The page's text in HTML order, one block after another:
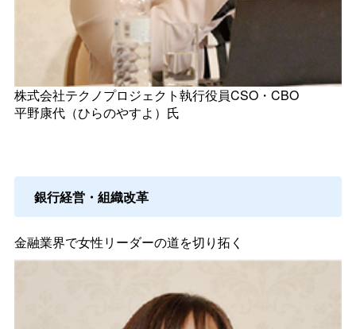
株式会社テクノプロジェクト執行役員CSO・CBO
平野康代（ひらのやすよ）氏
銀行経営・組織改革
金融業界で女性リーダーの道を切り拓く